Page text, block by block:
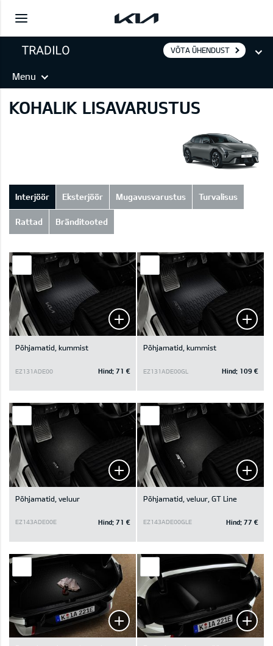
VÕTA ÜHENDUST
Menu
KOHALIK LISAVARUSTUS
Interjöör Eksterjöör Mugavusvarustus Turvalisus
Rattad Bränditooted
Põhjamatid, kummist
EZ131ADE00 Hind: 71 €
Põhjamatid, kummist
EZ131ADE00GL Hind: 109 €
Põhjamatid, veluur
EZ143ADE00E Hind: 71 €
Põhjamatid, veluur, GT Line
EZ143ADE00GLE Hind: 77 €